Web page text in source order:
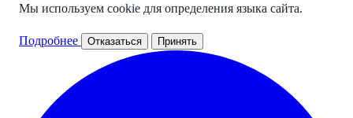
Мы используем cookie для определения языка сайта.
Подробнее Отказаться Принять